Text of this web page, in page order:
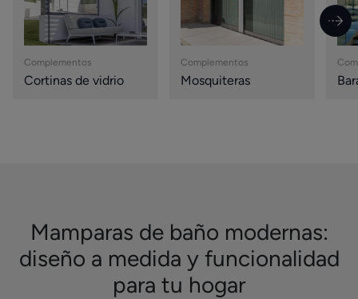
Complementos
Cortinas de vidrio
Complementos
Mosquiteras
Mamparas de baño modernas:
diseño a medida y funcionalidad
para tu hogar